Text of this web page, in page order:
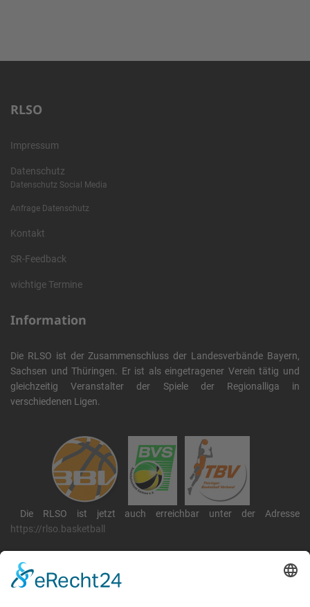
RLSO
Impressum
Datenschutz
Datenschutz Social Media
Anfrage Datenschutz
Kontakt
SR-Feedback
wichtige Termine
Information
Die RLSO ist der Zusammenschluss der Landesverbände Bayern,
Sachsen und Thüringen. Er ist als eingetragener Verein tätig und
gleichzeitig Veranstalter der Spiele der Regionalliga in
verschiedenen Ligen.
Die RLSO ist jetzt auch erreichbar unter der Adresse
https://rlso.basketball